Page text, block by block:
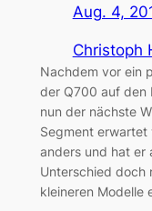
Aug. 4,
Christoph
Nachdem vor ein
der Q700 auf den
nun der nächste
Segment
anders und hat er
Unterschied doch
kleineren Modelle